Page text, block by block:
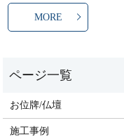
MORE
お位牌/仏壇
施工事例